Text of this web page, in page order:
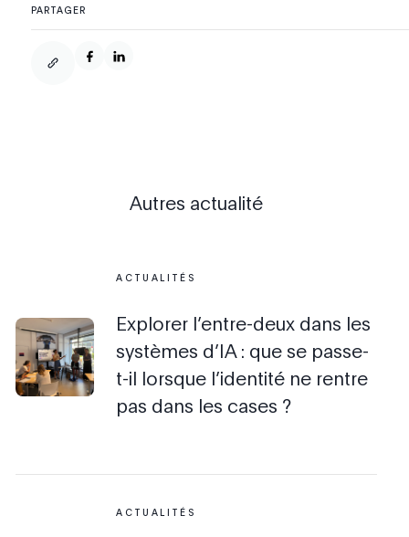
PARTAGER
Autres actualité
ACTUALITÉS
Explorer l’entre-deux dans les
systèmes d’IA : que se passe-
t-il lorsque l’identité ne rentre
pas dans les cases ?
ACTUALITÉS